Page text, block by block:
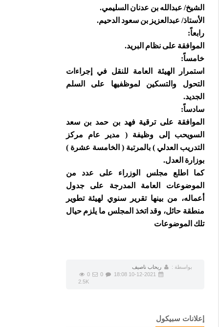
الشيخ/ عبدالله بن عدنان السليمي.
الأستاذ/ عبدالعزيز بن سعود الدحيم.
رابعاً:
الموافقة على نظام البريد.
خامساً:
استمرار الهيئة العامة للنقل في إجراءات
التحول والتسكين لموظفيها على السلم
الجديد.
سادساً:
الموافقة على ترقية فهد بن حمد بن سعد
السويحب إلى وظيفة ( مدير عام مركز
التدريب العدلي ) بالمرتبة ( الخامسة عشرة )
بوزارة العدل.
كما اطلع مجلس الوزراء على عدد من
الموضوعات العامة المدرجة على جدول
أعماله، من بينها تقرير سنوي لهيئة تطوير
منطقة حائل، وقد اتخذ المجلس ما يلزم حيال
تلك الموضوعات
بواسطة :
ريحاب ناصيف
0
2.5K
إعلانات سبيكول